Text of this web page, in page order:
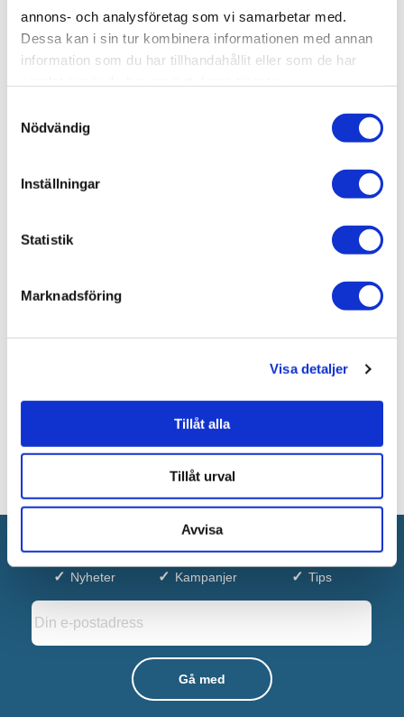
annons- och analysföretag som vi samarbetar med.
Dessa kan i sin tur kombinera informationen med annan
information som du har tillhandahållit eller som de har
Nödvändig
Inställningar
Statistik
Marknadsföring
Visa detaljer
Tillåt alla
Tillåt urval
Avvisa
Varumärken /Lhådös Kakel
Golv & vägg /Kakel & klinker
Golv & vägg / Kakel & klinker /Klinker
778 kr /frp
Anmäl dig till vårt nyhetsbrev!
Nyheter Kampanjer Tips